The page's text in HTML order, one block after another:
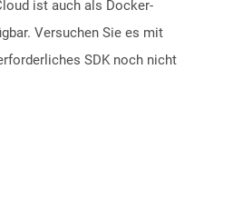
ist auch als Docker-
Versuchen Sie es mit
SDK noch nicht